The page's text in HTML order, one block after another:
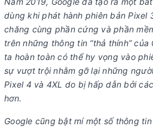
dùng khi phát hành phiên bản Pixel
chăng cùng phần cứng và phần
trên những thông tin “thả thính” của
ta hoàn toàn có thể hy vọng vào
sự vượt trội nhằm gỡ lại những
Pixel 4 và 4XL do bị hấp dẫn bởi
hơn.
Google cũng bật mí một số thông